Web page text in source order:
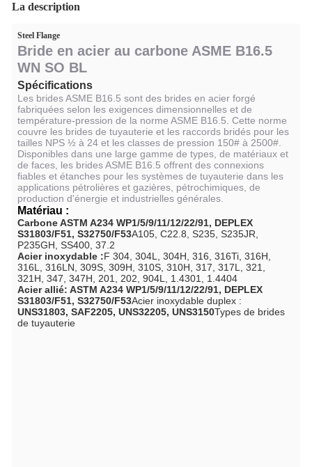
La description
Steel Flange
Bride en acier au carbone ASME B16.5
WN SO BL
Spécifications
Les brides ASME B16.5 sont des brides en acier forgé
fabriquées selon les exigences dimensionnelles et de
température-pression de la norme ASME B16.5. Cette norme
couvre les brides de tuyauterie et les raccords bridés pour les
tailles NPS ½ à 24 et les classes de pression 150# à 2500#.
Disponibles dans une large gamme de types, de matériaux et
de faces, les brides ASME B16.5 offrent des connexions
fiables et étanches pour les systèmes de tuyauterie dans les
applications pétrolières et gazières, pétrochimiques, de
production d'énergie et industrielles générales.
Matériau :
CarboneASTM A234 WP1/5/9/11/12/22/91, DEPLEX
S31803/F51, S32750/F53A105, C22.8, S235, S235JR,
P235GH, SS400, 37.2
Acier inoxydable :F 304, 304L, 304H, 316, 316Ti, 316H,
316L, 316LN, 309S, 309H, 310S, 310H, 317, 317L, 321,
321H, 347, 347H, 201, 202, 904L, 1.4301, 1.4404
Acierallié: ASTM A234 WP1/5/9/11/12/22/91, DEPLEX
S31803/F51, S32750/F53Acier inoxydable duplex :
UNS31803, SAF2205, UNS32205, UNS3150Types de brides
de tuyauterie